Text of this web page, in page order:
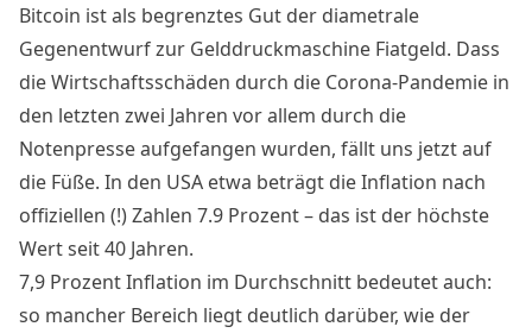
Bitcoin ist als begrenztes Gut der diametrale
Gegenentwurf zur Gelddruckmaschine Fiatgeld. Dass
die Wirtschaftsschäden durch die Corona-Pandemie in
den letzten zwei Jahren vor allem durch die
Notenpresse aufgefangen wurden, fällt uns jetzt auf
die Füße. In den USA etwa beträgt die Inflation nach
offiziellen (!) Zahlen 7.9 Prozent – das ist der höchste
Wert seit 40 Jahren.
7,9 Prozent Inflation im Durchschnitt bedeutet auch:
so mancher Bereich liegt deutlich darüber, wie der